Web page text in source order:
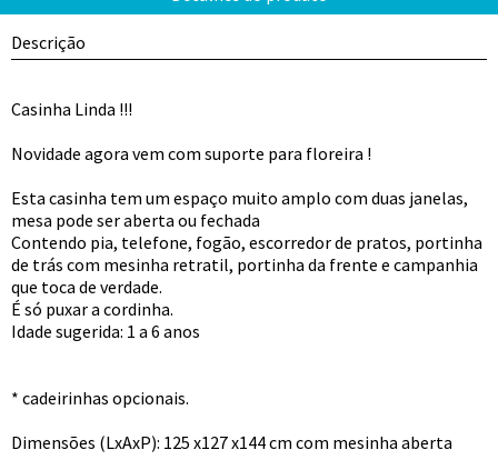
Descrição
Casinha Linda !!!
Novidade agora vem com suporte para floreira !
Esta casinha tem um espaço muito amplo com duas janelas,
mesa pode ser aberta ou fechada
Contendo pia, telefone, fogão, escorredor de pratos, portinha
de trás com mesinha retratil, portinha da frente e campanhia
que toca de verdade.
É só puxar a cordinha.
Idade sugerida: 1 a 6 anos
* cadeirinhas opcionais.
Dimensões (LxAxP): 125 x127 x144 cm com mesinha aberta